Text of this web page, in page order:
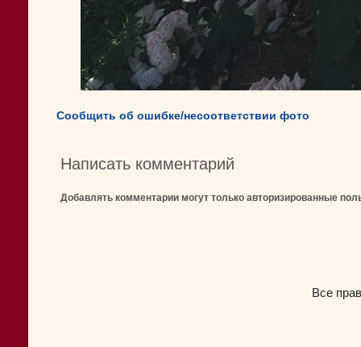
Сообщить об ошибке/несоответствии фото
Написать комментарий
Добавлять комментарии могут только авторизированные
Все